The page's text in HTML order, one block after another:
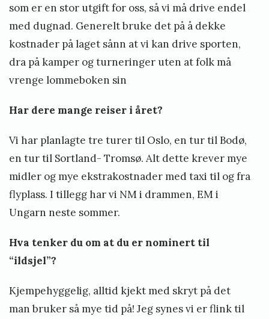
som er en stor utgift for oss, så vi må drive endel
med dugnad. Generelt bruke det på å dekke
kostnader på laget sånn at vi kan drive sporten,
dra på kamper og turneringer uten at folk må
vrenge lommeboken sin
Har dere mange reiser i året?
Vi har planlagte tre turer til Oslo, en tur til Bodø,
en tur til Sortland- Tromsø. Alt dette krever mye
midler og mye ekstrakostnader med taxi til og fra
flyplass. I tillegg har vi NM i drammen, EM i
Ungarn neste sommer.
Hva tenker du om at du er nominert til
“ildsjel”?
Kjempehyggelig, alltid kjekt med skryt på det
man bruker så mye tid på! Jeg synes vi er flink til